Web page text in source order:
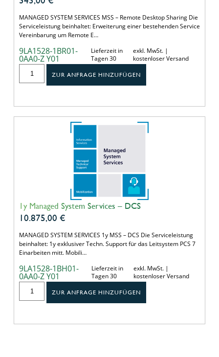
MANAGED SYSTEM SERVICES MSS – Remote Desktop Sharing Die
Serviceleistung beinhaltet: Erweiterung einer bestehenden Service
Vereinbarung um Remote E…
9LA1528-1BR01-
0AA0-Z Y01
Lieferzeit in
Tagen 30
exkl. MwSt. |
kostenloser Versand
ZUR ANFRAGE HINZUFÜGEN
1y Managed System Services – DCS
10.875,00 €
MANAGED SYSTEM SERVICES 1y MSS – DCS Die Serviceleistung
beinhaltet: 1y exklusiver Techn. Support für das Leitsystem PCS 7
Einarbeiten mitt. Mobili…
9LA1528-1BH01-
0AA0-Z Y01
Lieferzeit in
Tagen 30
exkl. MwSt. |
kostenloser Versand
ZUR ANFRAGE HINZUFÜGEN